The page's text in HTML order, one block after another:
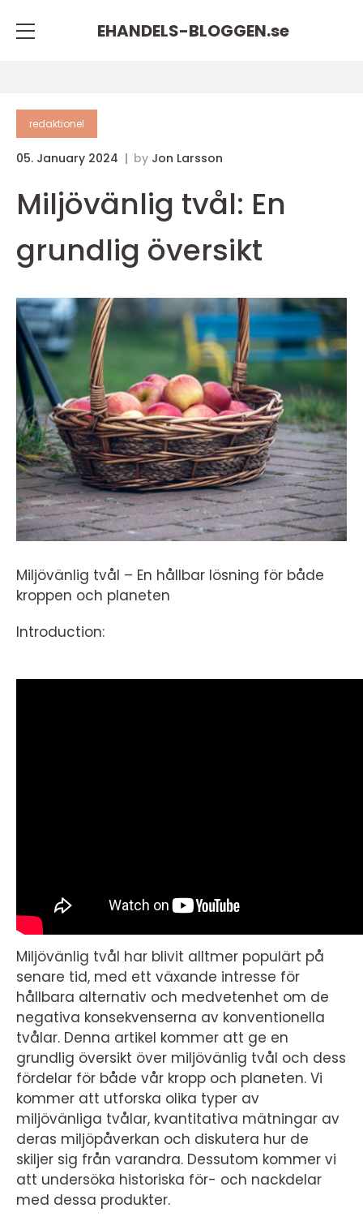
EHANDELS-BLOGGEN.se
redaktionel
05. January 2024 by Jon Larsson
Miljövänlig tvål: En
grundlig översikt
Miljövänlig tvål – En hållbar lösning för både
kroppen och planeten
Introduction:
Miljövänlig tvål har blivit alltmer populärt på
senare tid, med ett växande intresse för
hållbara alternativ och medvetenhet om de
negativa konsekvenserna av konventionella
tvålar. Denna artikel kommer att ge en
grundlig översikt över miljövänlig tvål och dess
fördelar för både vår kropp och planeten. Vi
kommer att utforska olika typer av
miljövänliga tvålar, kvantitativa mätningar av
deras miljöpåverkan och diskutera hur de
skiljer sig från varandra. Dessutom kommer vi
att undersöka historiska för- och nackdelar
med dessa produkter.